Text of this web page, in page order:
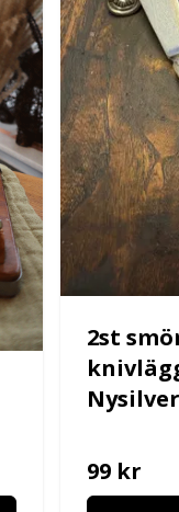
2st
Nysilver
99 kr